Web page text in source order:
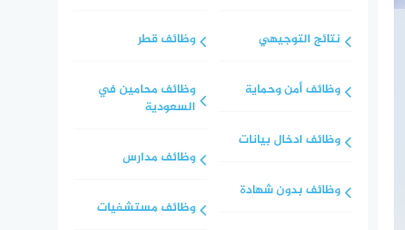
نتائج التوجيهي
وظائف أمن وحماية
وظائف ادخال بيانات
وظائف بدون شهادة
وظائف قطر
وظائف محامين في
السعودية
وظائف مدارس
وظائف مستشفيات